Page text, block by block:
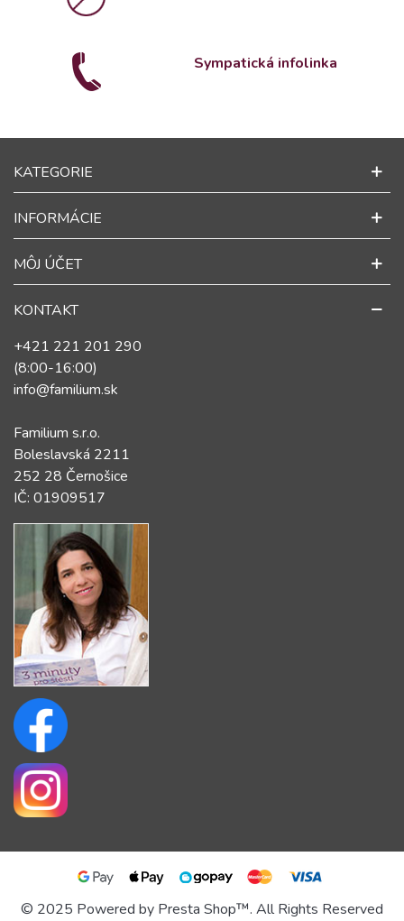
Sympatická infolinka
KATEGORIE
INFORMÁCIE
MÔJ ÚČET
KONTAKT
+421 221 201 290
(8:00-16:00)
info@familium.sk
Familium s.r.o.
Boleslavská 2211
252 28 Černošice
IČ: 01909517
© 2025 Powered by Presta Shop™. All Rights Reserved